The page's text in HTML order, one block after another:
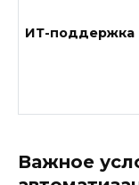
ИТ-поддержка
Важное